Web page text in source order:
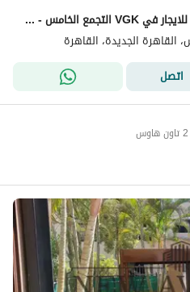
تاون هاوس مودرن مطبخ وتكييفات للايجار في VGK التجمع الخامس - القاهرة الجديدة
القاهرة الجديدة، القاهرة
اتصل